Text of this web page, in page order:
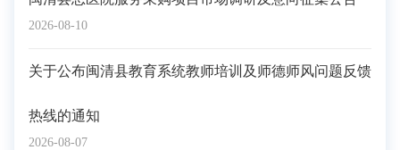
2026-08-10
2026-08-07
关于公布闽清县教育系统教师培训及师德师风问题反馈
热线的通知